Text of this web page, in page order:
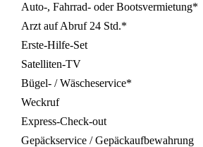
Auto-, Fahrrad- oder Bootsvermietung*
Arzt auf Abruf 24 Std.*
Erste-Hilfe-Set
Satelliten-TV
Bügel- / Wäscheservice*
Weckruf
Express-Check-out
Gepäckservice / Gepäckaufbewahrung